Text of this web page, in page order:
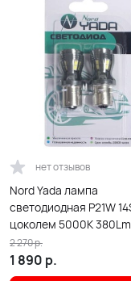
нет отзывов
Nord Yada лампа
светодиодная P21W
цоколем 5000K 380Lm
одноконтактная белая
обманкой 2шт
1 890 р.
2 270р.